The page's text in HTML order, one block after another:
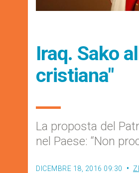
Iraq. Sako
cristiana"
La proposta del
nel Paese: “Non
DICEMBRE 18, 2016 09:30